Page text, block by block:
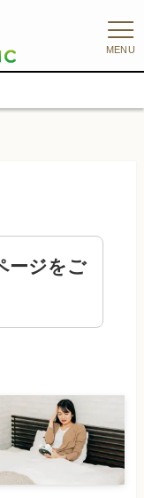
MENU
ージをご